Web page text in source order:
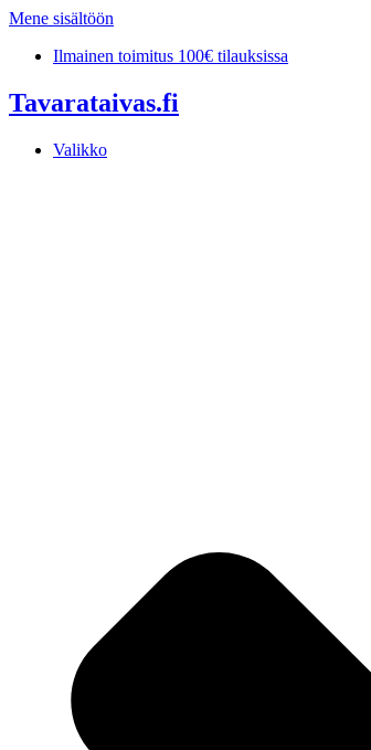
Mene sisältöön
Ilmainen toimitus 100€ tilauksissa
Tavarataivas.fi
Valikko